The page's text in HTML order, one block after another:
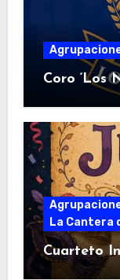
Coro ‘Los
La Cantera
Cuarteto